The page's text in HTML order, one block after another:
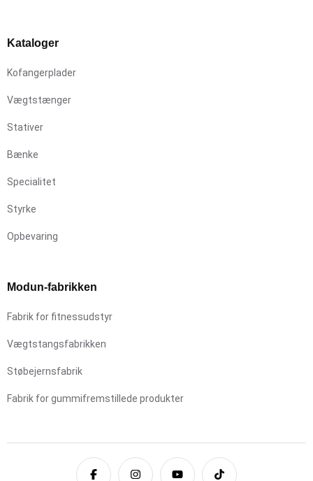
Kataloger
Kofangerplader
Vægtstænger
Stativer
Bænke
Specialitet
Styrke
Opbevaring
Modun-fabrikken
Fabrik for fitnessudstyr
Vægtstangsfabrikken
Støbejernsfabrik
Fabrik for gummifremstillede produkter